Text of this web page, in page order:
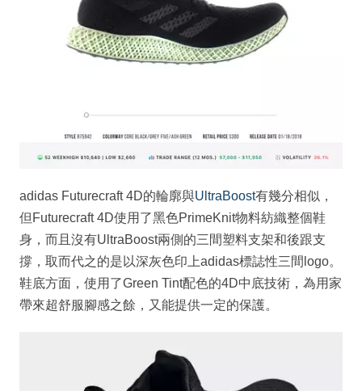
adidas Futurecraft 4D的輪廓與UltraBoost有幾分相似，
但Futurecraft 4D使用了黑色PrimeKnit物料紡織整個鞋
身，而且沒有UltraBoost兩側的三間塑料支架和後跟支
撐，取而代之的是以深灰色印上adidas標誌性三間logo。
鞋底方面，使用了Green Tint配色的4D中底技術，為用家
帶來超舒服腳感之餘，又能提供一定的保護。